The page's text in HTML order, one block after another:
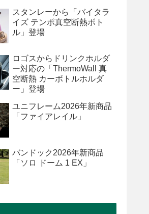
スタンレーから「バイタラ
イズ テンポ真空断熱ボト
ル」登場
ロゴスからドリンクホルダ
ー対応の「ThermoWall 真
空断熱 カーボトルホルダ
ー」登場
ユニフレーム2026年新商品
「ファイアレイル」
バンドック2026年新商品
「ソロ ドーム 1 EX」